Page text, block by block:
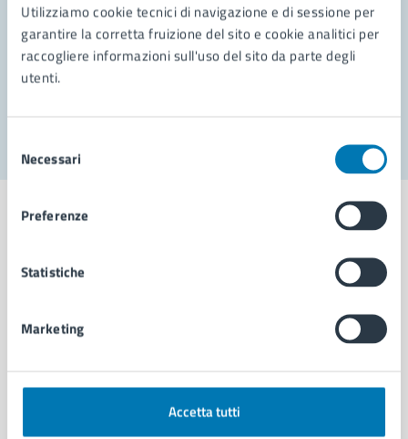
Utilizziamo cookie tecnici di navigazione e di sessione per
garantire la corretta fruizione del sito e cookie analitici per
raccogliere informazioni sull'uso del sito da parte degli
utenti.
delNecessari
Preferenze
Statistiche
Marketing
Accetta tutti
Prenota appuntamento
Problemi in città
Comune di Napoli
AMMINISTRAZIONE
Organi di governo